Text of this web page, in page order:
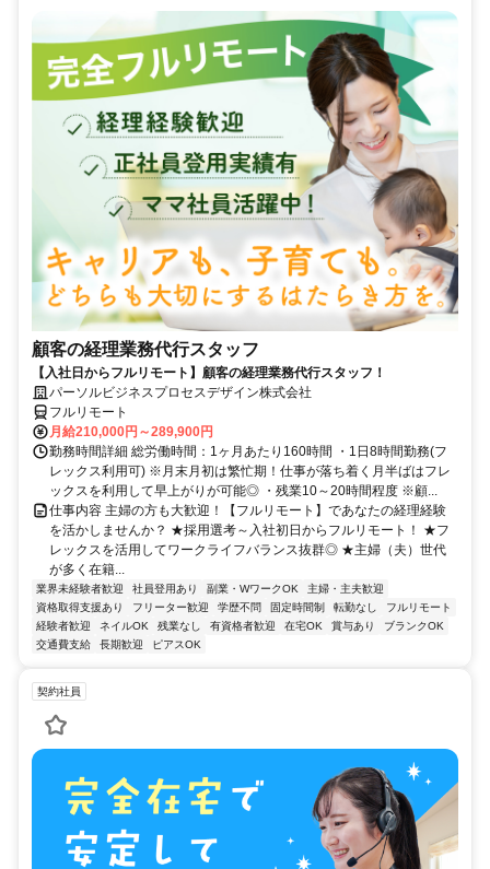
顧客の経理業務代行スタッフ
【入社日からフルリモート】顧客の経理業務代行スタッフ！
パーソルビジネスプロセスデザイン株式会社
フルリモート
月給210,000円～289,900円
勤務時間詳細 総労働時間：1ヶ月あたり160時間 ・1日8時間勤務(フ
レックス利用可) ※月末月初は繁忙期！仕事が落ち着く月半ばはフレ
ックスを利用して早上がりが可能◎ ・残業10～20時間程度 ※顧...
仕事内容 主婦の方も大歓迎！【フルリモート】であなたの経理経験
を活かしませんか？ ★採用選考～入社初日からフルリモート！ ★フ
レックスを活用してワークライフバランス抜群◎ ★主婦（夫）世代
が多く在籍...
業界未経験者歓迎 社員登用あり 副業・WワークOK
主婦・主夫歓迎
資格取得支援あり
フリーター歓迎 学歴不問 固定時間制 転勤なし
フルリモート
経験者歓迎
ネイルOK 残業なし 有資格者歓迎 在宅OK 賞与あり
ブランクOK
交通費支給
長期歓迎 ピアスOK
契約社員